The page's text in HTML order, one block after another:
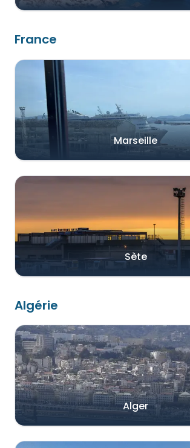
France
Marseille
Sète
Algérie
Alger